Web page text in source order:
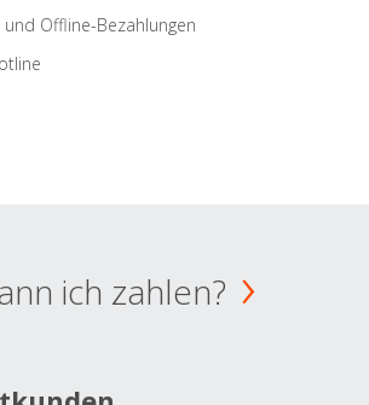
und Offline-Bezahlungen
ich zahlen?